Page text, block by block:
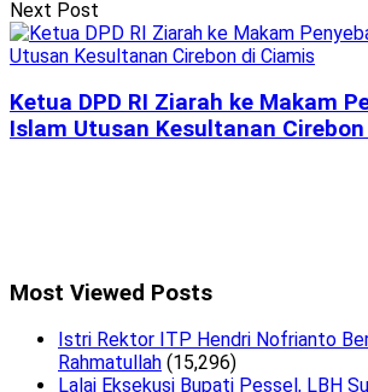
Next Post
Ketua DPD RI Ziarah ke Makam
Islam Utusan Kesultanan
Most Viewed Posts
Istri Rektor ITP Hendri Nofrianto
Rahmatullah (15,296)
Lalai Eksekusi Bupati Pessel, LBH